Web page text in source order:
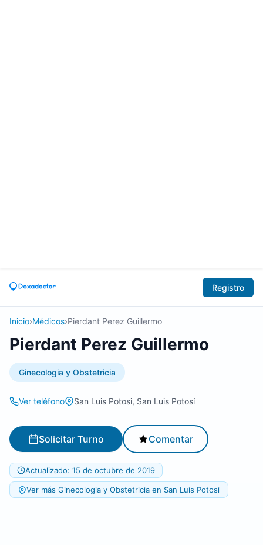
Registro
Inicio›Médicos›Pierdant Perez Guillermo
Pierdant Perez Guillermo
Ginecologia y Obstetricia
Ver teléfono San Luis Potosi, San Luis Potosí
Solicitar Turno Comentar
Actualizado: 15 de octubre de 2019
Ver más Ginecologia y Obstetricia en San Luis Potosi